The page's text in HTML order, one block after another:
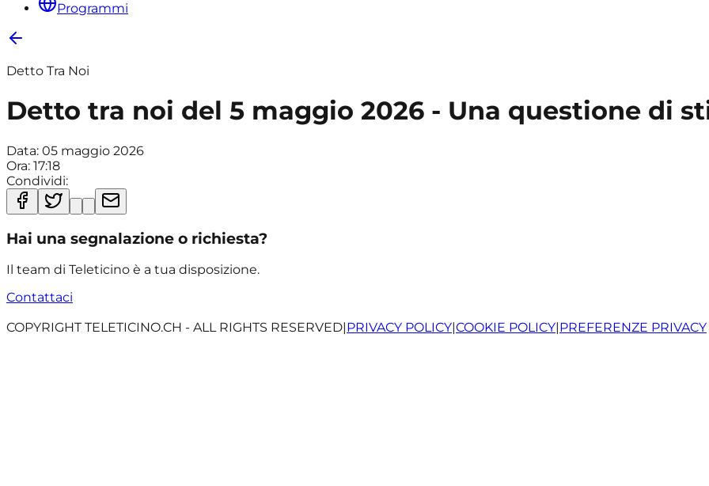
Programmi
Detto Tra Noi
Detto tra noi del 5 maggio 2026 - Una questione di
Data: 05 maggio 2026
Ora: 17:18
Condividi:
Hai una segnalazione o richiesta?
Il team di Teleticino è a tua disposizione.
Contattaci
COPYRIGHT TELETICINO.CH - ALL RIGHTS RESERVED|PRIVACY POLICY|COOKIE POLICY|PREFERENZE PRIVACY